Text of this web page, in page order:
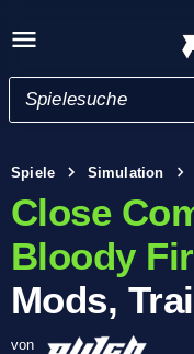
Spiele Simulation
Close
Bloody
Mods,
von